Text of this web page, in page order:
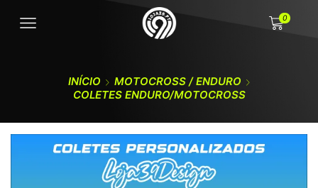
0
INÍCIO
MOTOCROSS / ENDURO
COLETES ENDURO/MOTOCROSS